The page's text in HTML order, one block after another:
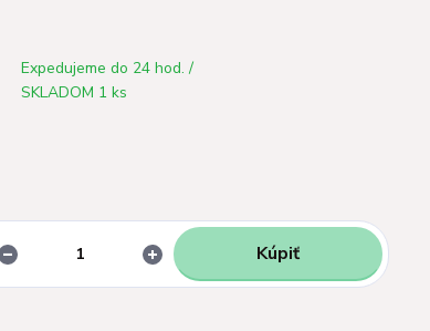
Expedujeme do 24 hod. /
SKLADOM 1 ks
Kúpiť